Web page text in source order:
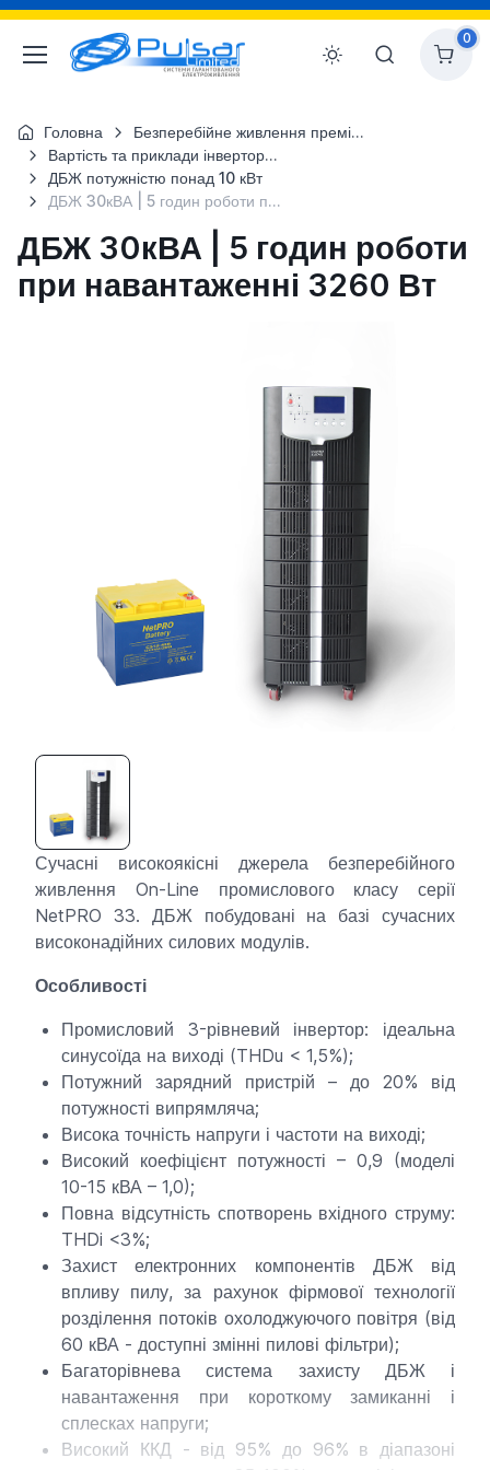
0
Головна
Безперебійне живлення преміум-класу для об`єктів будівництв
Вартість та приклади інверторних систем
ДБЖ потужністю понад 10 кВт
ДБЖ 30кВА | 5 годин роботи при навантаженні 3260 Вт
ДБЖ 30кВА | 5 годин роботи
при навантаженні 3260 Вт
Сучасні високоякісні джерела безперебійного
живлення On-Line промислового класу серії
NetPRO 33. ДБЖ побудовані на базі сучасних
високонадійних силових модулів.
Особливості
Промисловий 3-рівневий інвертор: ідеальна
синусоїда на виході (THDu < 1,5%);
Потужний зарядний пристрій – до 20% від
потужності випрямляча;
Висока точність напруги і частоти на виході;
Високий коефіцієнт потужності – 0,9 (моделі
10-15 кВА – 1,0);
Повна відсутність спотворень вхідного струму:
THDi <3%;
Захист електронних компонентів ДБЖ від
впливу пилу, за рахунок фірмової технології
розділення потоків охолоджуючого повітря (від
60 кВА - доступні змінні пилові фільтри);
Багаторівнева система захисту ДБЖ і
навантаження при короткому замиканні і
сплесках напруги;
Високий ККД - від 95% до 96% в діапазоні